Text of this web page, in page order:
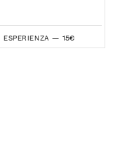
ESPERIENZA — 15€